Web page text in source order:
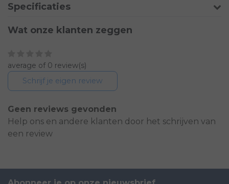
Specificaties
Wat onze klanten zeggen
average of 0 review(s)
Schrijf je eigen review
Geen reviews gevonden
Help ons en andere klanten door het schrijven van
een review